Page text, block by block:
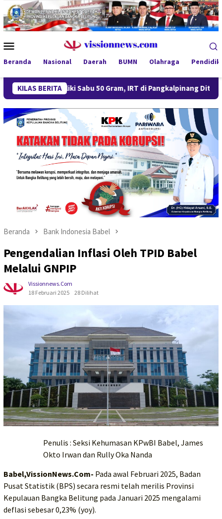
Loncat
ke
konten
Mobile
Beranda Nasional Daerah BUMN Olahraga
KILAS BERITA
Miliki Sabu 50 Gram, IRT di Pangkalpinang Ditangkap
Beranda Bank Indonesia Babel
Pengendalian Inflasi Oleh TPID Babel
Melalui GNPIP
Vissionnews.com
18 Februari 2025
28 Dilihat
Penulis : Seksi Kehumasan KPwBI Babel, James
Okto Irwan dan Rully Oka Nanda
Babel,VissionNews.Com- Pada awal Februari 2025, Badan
Pusat Statistik (BPS) secara resmi telah merilis Provinsi
Kepulauan Bangka Belitung pada Januari 2025 mengalami
deflasi sebesar 0,23% (yoy).